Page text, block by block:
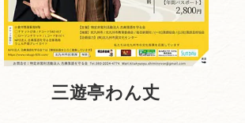
三遊亭わん丈